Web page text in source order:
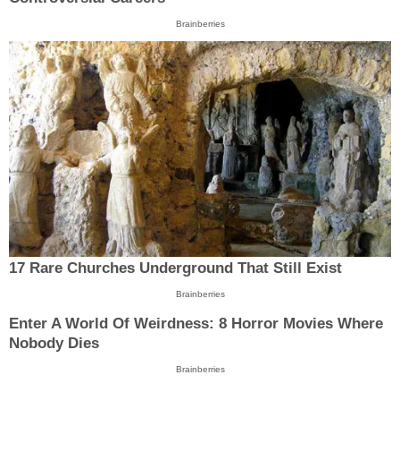
Brainberries
17 Rare Churches Underground That Still Exist
Brainberries
Enter A World Of Weirdness: 8 Horror Movies Where
Nobody Dies
Brainberries